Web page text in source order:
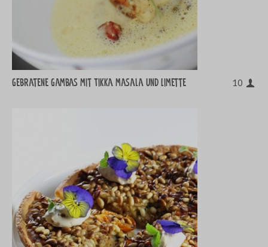
Gebratene Gambas mit Tikka masala und Limette 10